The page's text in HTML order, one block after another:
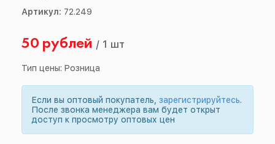
Артикул: 72.249
50 рублей / 1 шт
Тип цены: Розница
Если вы оптовый покупатель, зарегистрируйтесь.
После звонка менеджера вам будет открыт
доступ к просмотру оптовых цен